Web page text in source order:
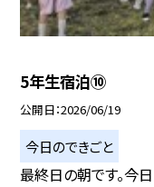
5年生宿泊⑩
公開日 2026/06/19
今日のできごと
最終日の朝です。今